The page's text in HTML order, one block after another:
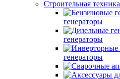
Строительная техника
генераторы
генераторы
генераторы